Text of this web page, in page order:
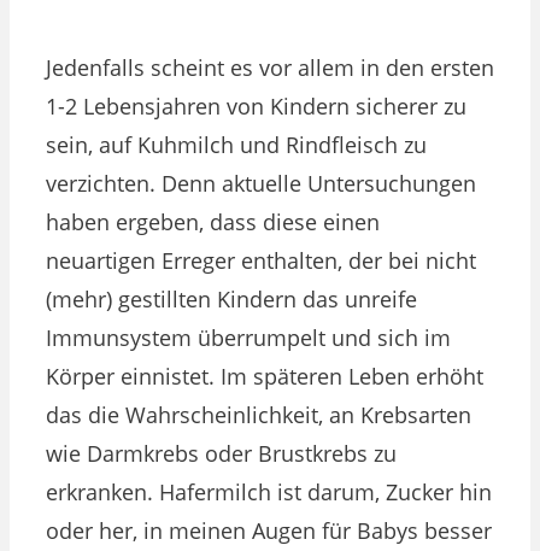
Jedenfalls scheint es vor allem in den ersten
1-2 Lebensjahren von Kindern sicherer zu
sein, auf Kuhmilch und Rindfleisch zu
verzichten. Denn aktuelle Untersuchungen
haben ergeben, dass diese einen
neuartigen Erreger enthalten, der bei nicht
(mehr) gestillten Kindern das unreife
Immunsystem überrumpelt und sich im
Körper einnistet. Im späteren Leben erhöht
das die Wahrscheinlichkeit, an Krebsarten
wie Darmkrebs oder Brustkrebs zu
erkranken. Hafermilch ist darum, Zucker hin
oder her, in meinen Augen für Babys besser